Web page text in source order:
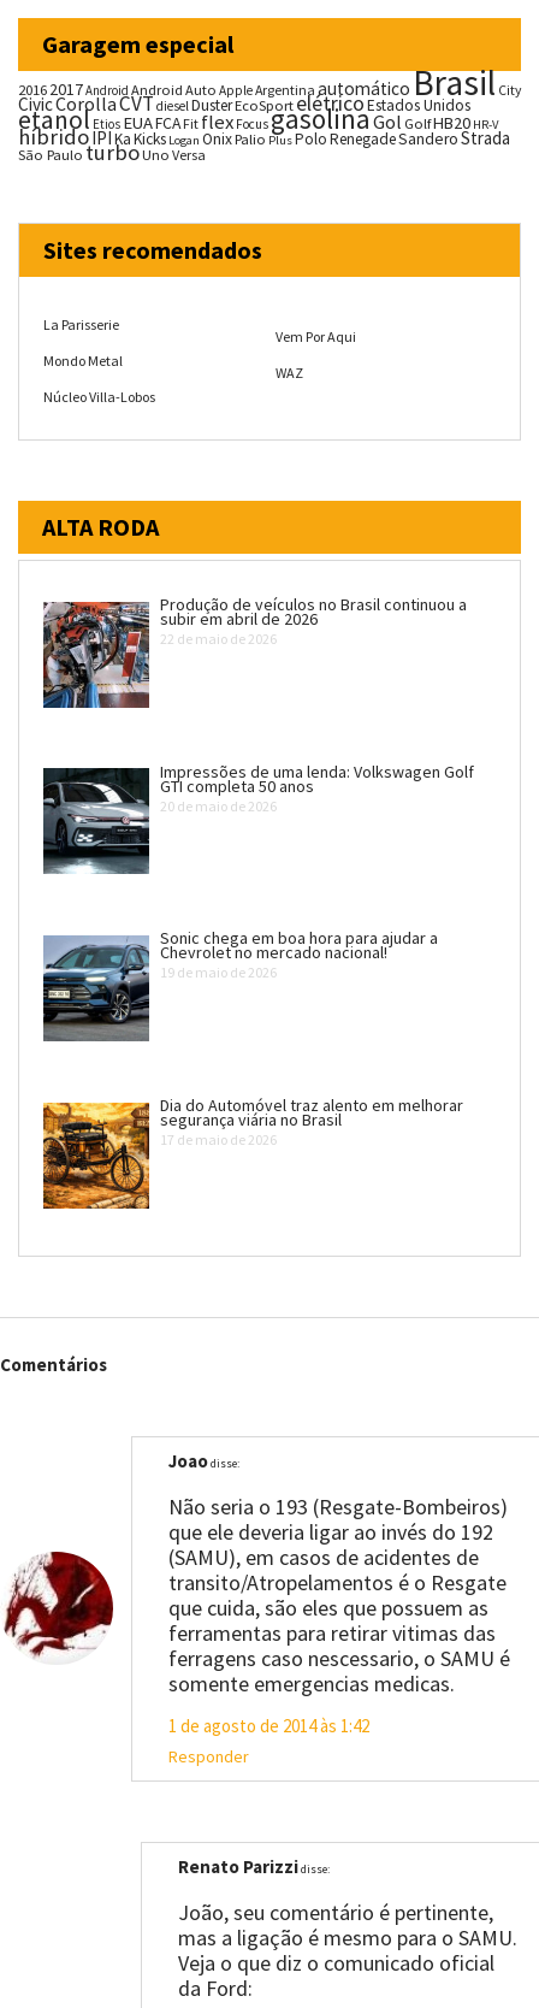
Garagem especial
20162017Android Android Auto AppleArgentina automáticoBrasil City
CivicCorollaCVTdieselDusterEcoSportelétricoEstados Unidos
etanol Etios EUAFCA Fit flex FocusgasolinaGol GolfHB20 HR-V
híbridoIPIKaKicks Logan OnixPalio PlusPoloRenegadeSanderoStrada
São Paulo turboUno Versa
Sites recomendados
La Parisserie
Mondo Metal
Núcleo Villa-Lobos
Vem Por Aqui
WAZ
ALTA RODA
Produção de veículos no Brasil continuou a
subir em abril de 2026
22 de maio de 2026
Impressões de uma lenda: Volkswagen Golf
GTI completa 50 anos
20 de maio de 2026
Sonic chega em boa hora para ajudar a
Chevrolet no mercado nacional!
19 de maio de 2026
Dia do Automóvel traz alento em melhorar
segurança viária no Brasil
17 de maio de 2026
Comentários
Joaodisse:
Não seria o 193 (Resgate-Bombeiros)
que ele deveria ligar ao invés do 192
(SAMU), em casos de acidentes de
transito/Atropelamentos é o Resgate
que cuida, são eles que possuem as
ferramentas para retirar vitimas das
ferragens caso nescessario, o SAMU é
somente emergencias medicas.
1 de agosto de 2014 às 1:42
Responder
Renato Parizzidisse:
João, seu comentário é pertinente,
mas a ligação é mesmo para o SAMU.
Veja o que diz o comunicado oficial
da Ford: